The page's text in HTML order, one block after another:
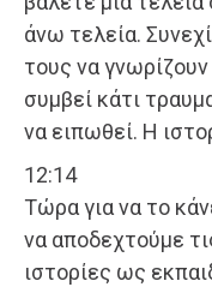
άνω τελεία.
τους να
συμβεί κάτι
να ειπωθεί. Η
12:14
Τώρα για να το
να αποδεχτούμε
ιστορίες ως